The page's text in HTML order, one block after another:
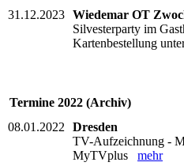
31.12.2023 Wiedemar OT
Silvesterparty im
Kartenbestellung
Termine 2022 (Archiv)
08.01.2022
Dresden
TV-Aufzeichnung -
MyTVplus mehr